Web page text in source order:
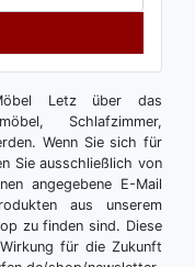
Letz über das
Schlafzimmer,
Wenn Sie sich für
Sie ausschließlich von
angegebene E-Mail
aus unserem
zu finden sind. Diese
für die Zukunft